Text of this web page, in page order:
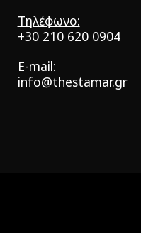
Τηλέφωνο:
+30 210 620 0904
E-mail:
info@thestamar.gr